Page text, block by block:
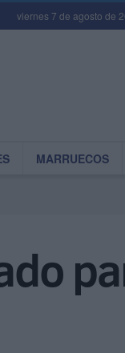
viernes 7 de agosto de
MARRUECOS